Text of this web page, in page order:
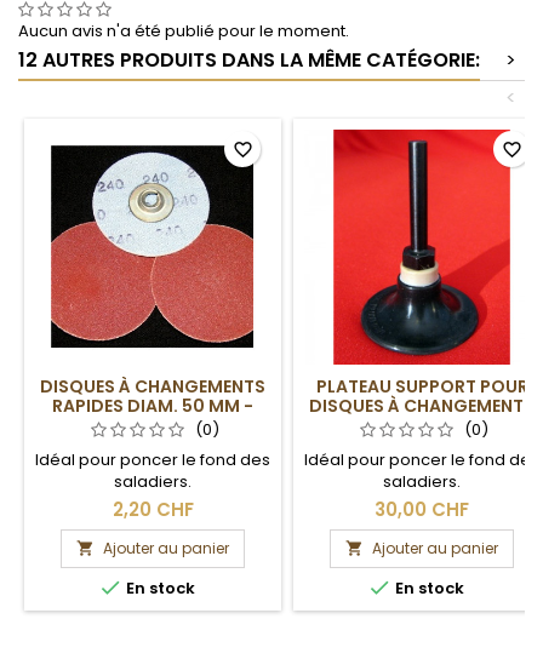
Aucun avis n'a été publié pour le moment.
12 AUTRES PRODUITS DANS LA MÊME CATÉGORIE:
>
<
DISQUES À CHANGEMENTS
RAPIDES DIAM. 50 MM -
GRAIN 60 (0)
Idéal pour poncer le fond des
saladiers.
2,20 CHF
 Ajouter au panier
 En stock
favorite_border
PLATEAU SUPPORT POUR
DISQUES À CHANGEMENTS
RAPIDES DIAM. 50 MM
(0)
Idéal pour poncer le fond des
saladiers.
30,00 CHF
 Ajouter au panier
 En stock
favorite_border